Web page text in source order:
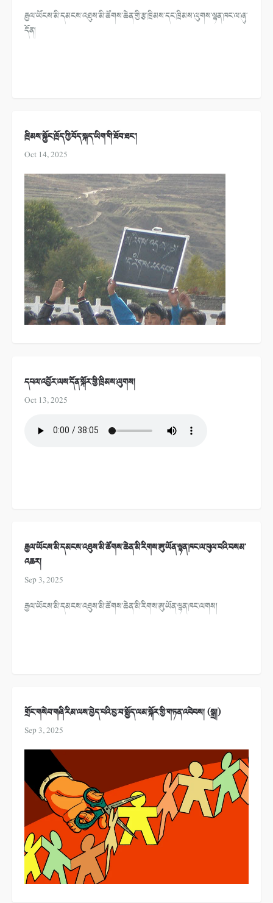
རྒྱལ་ཡོངས་མི་དམངས་འཐུས་མི་ཚོགས་ཆེན་གྱི་རྩ་ཁྲིམས་དང་ཁྲིམས་ལུགས་ལྷན་ཁང་ལ་ཞུ་
དོན།
ཁྲིམས་སྐྱོང་ཁྲོད་ཀྱི་བོད་སྐད་ཡིག་གི་ཐོབ་ཐང་།
Oct 14, 2025
དཔལ་འབྱོར་ལས་དོན་སྐོར་གྱི་ཁྲིམས་ལུགས།
Oct 13, 2025
རྒྱལ་ཡོངས་མི་དམངས་འཐུས་མི་ཚོགས་ཆེན་མི་རིགས་ཨུ་ཡོན་ལྷན་ཁང་ལ་ཕུལ་བའི་བསམ་
འཆར།
Sep 3, 2025
རྒྱལ་ཡོངས་མི་དམངས་འཐུས་མི་ཚོགས་ཆེན་མི་རིགས་ཨུ་ཡོན་ལྷན་ཁང་ལགས།
གྲོང་གསེབ་གཞི་རིམ་ལས་བྱེད་པའི་བྱ་བ་སྤྱོད་ལམ་སྐོར་གྱི་གཏན་འབེབས། (སྒྲ།)
Sep 3, 2025